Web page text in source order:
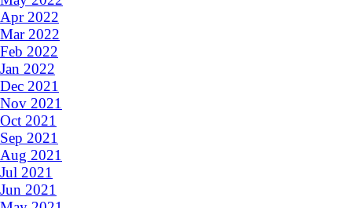
Apr 2022
Mar 2022
Feb 2022
Jan 2022
Dec 2021
Nov 2021
Oct 2021
Sep 2021
Aug 2021
Jul 2021
Jun 2021